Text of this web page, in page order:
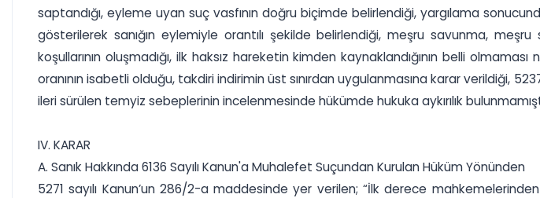
saptandığı, eyleme uyan suç vasfının doğru biçimde belirlendiği, yargılama
gösterilerek sanığın eylemiyle orantılı şekilde belirlendiği, meşru savunma,
koşullarının oluşmadığı, ilk haksız hareketin kimden kaynaklandığının belli
oranının isabetli olduğu, takdiri indirimin üst sınırdan uygulanmasına karar verildiği,
ileri sürülen temyiz sebeplerinin incelenmesinde hükümde hukuka aykırılık
IV. KARAR
A. Sanık Hakkında 6136 Sayılı Kanun'a Muhalefet Suçundan Kurulan Hüküm Yönünden
5271 sayılı Kanun’un 286/2-a maddesinde yer verilen; “İlk derece